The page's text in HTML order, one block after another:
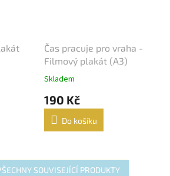
Čas pracuje pro vraha -
Filmový plakát (A3)
Skladem
190 Kč
Do košíku
SOUVISEJÍCÍ PRODUKTY